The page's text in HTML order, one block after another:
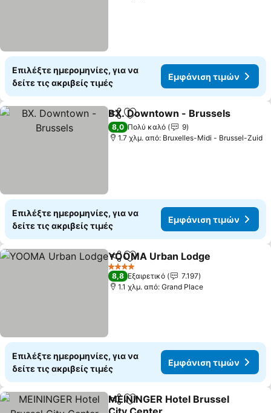
Επιλέξτε ημερομηνίες, για να
δείτε τις ακριβείς τιμές
Εμφάνιση τιμών
Κοινοποίηση
Προσθήκη στα αγαπημένα
BX. Downtown - Brussels
8,0 Πολύ καλό
9
1.7 χλμ. από: Bruxelles-Midi - Brussel-Zuid
Επιλέξτε ημερομηνίες, για να
δείτε τις ακριβείς τιμές
Εμφάνιση τιμών
Κοινοποίηση
Προσθήκη στα αγαπημένα
YOOMA Urban Lodge
4 Αστέρια
8,8 Εξαιρετικό
7.197
1.1 χλμ. από: Grand Place
Επιλέξτε ημερομηνίες, για να
δείτε τις ακριβείς τιμές
Εμφάνιση τιμών
Κοινοποίηση
Προσθήκη στα αγαπημένα
MEININGER Hotel Brussel